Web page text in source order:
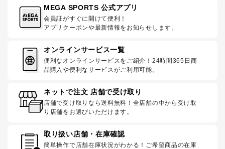
MEGA SPORTS 公式アプリ
会員証がすぐに開けて便利！
アプリクーポンや最新情報をお知らせします。
オンラインサービス一覧
便利なオンラインサービスをご紹介！24時間365日商
品購入や便利なサービスがご利用可能。
ネットで注文 店舗で受け取り
店舗で受け取りなら送料無料！全店舗の中から受け取
り店舗をお選びいただけます。
取り扱い店舗・在庫確認
簡単操作で店舗在庫状況がわかる！ご希望商品の在庫